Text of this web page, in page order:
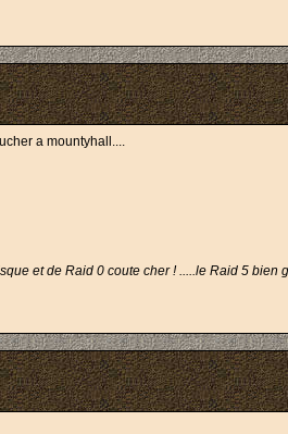
a mountyhall....
et de Raid 0 coute cher ! .....le Raid 5